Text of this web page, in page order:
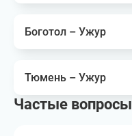
Боготол – Ужур
Тюмень – Ужур
Частые вопросы